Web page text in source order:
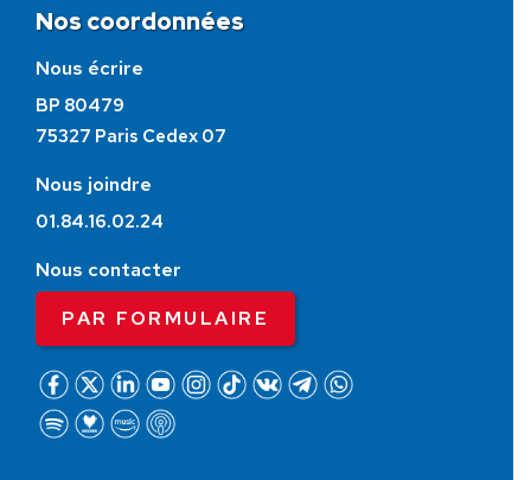
Nos coordonnées
Nous écrire
BP 80479
75327 Paris Cedex 07
Nous joindre
01.84.16.02.24
Nous contacter
PAR FORMULAIRE